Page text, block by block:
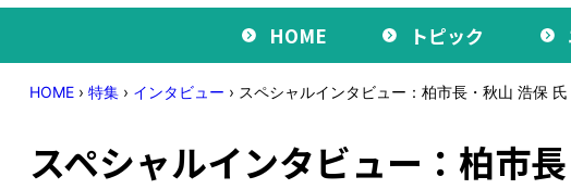
HOME トピック
HOME › 特集 › インタビュー › スペシャルインタビュー：柏市長・秋山 浩保 氏
スペシャルインタビュー：柏市